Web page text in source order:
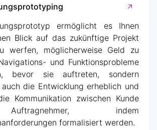
ermöglicht es Ihnen
Blick auf das zukünftige Projekt
werfen, möglicherweise Geld zu
und Funktionsprobleme
bevor sie auftreten, sondern
die Entwicklung erheblich und
Kommunikation zwischen Kunde
indem
formalisiert werden.